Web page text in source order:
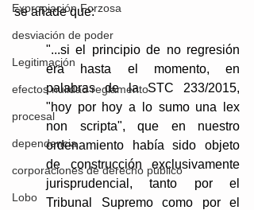
Expropiación Forzosa
desviación de poder
Legitimación
efectos nulidad reglamento
procesal
dependencia
corporaciones de derecho público
Lobo
se añade que:
"...si el principio de no regresión
era hasta el momento, en
palabras de la STC 233/2015,
"hoy por hoy a lo sumo una lex
non scripta", que en nuestro
ordenamiento había sido objeto
de construcción exclusivamente
jurisprudencial, tanto por el
Tribunal Supremo como por el